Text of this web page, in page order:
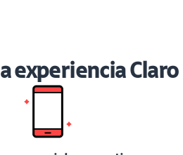
experiencia Claro